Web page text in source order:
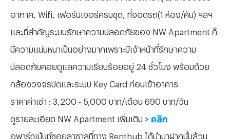
อากาศ, Wifi, เฟอร์นิเจอร์ครบชุด, ที่จอดรถ(1 ห้อง/คัน) ฯลฯ
และที่สำคัญระบบรักษาความปลอดภัยของ NW Apartment ก็
มีความแน่นหนาเป็นอย่างมากเพราะมีเจ้าหน้าที่รักษาความ
ปลอดภัยคอยดูแลความเรียบร้อยอยู่ 24 ชั่วโมง พร้อมด้วย
กล้องวงจรปิดและระบบ Key Card ก่อนเข้าอาคาร
ราคาค่าเช่า : 3,200 - 5,000 บาท/เดือน 690 บาท/วัน
ดูรายละเอียด NW Apartment เพิ่มเติม > คลิก
อพาร์ทเม้นท์ซอยลาซาลที่ทาง Renthub ได้นำมาฝากนั้นล้วน